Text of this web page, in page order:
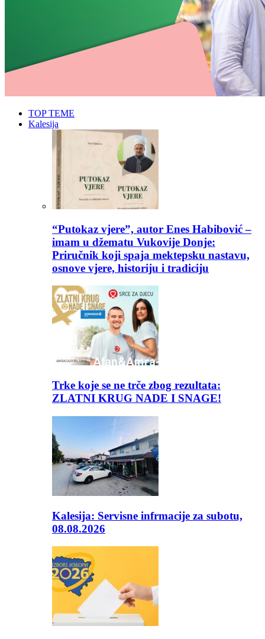
TOP TEME
Kalesija
“Putokaz vjere”, autor Enes Habibović –
imam u džematu Vukovije Donje:
Priručnik koji spaja mektepsku nastavu,
osnove vjere, historiju i tradiciju
Trke koje se ne trče zbog rezultata:
ZLATNI KRUG NADE I SNAGE!
Kalesija: Servisne infrmacije za subotu,
08.08.2026